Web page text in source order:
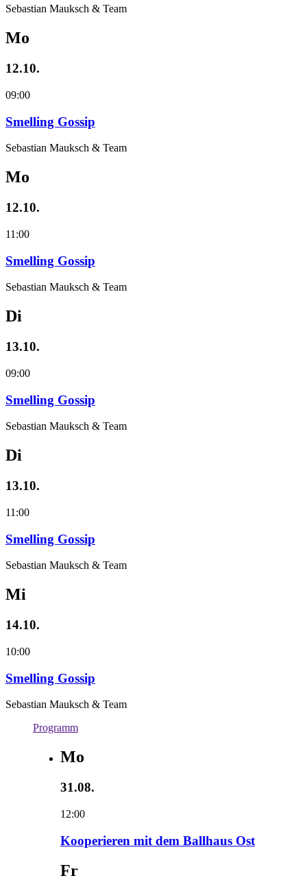
Sebastian Mauksch & Team
Mo
12.10.
09:00
Smelling Gossip
Sebastian Mauksch & Team
Mo
12.10.
11:00
Smelling Gossip
Sebastian Mauksch & Team
Di
13.10.
09:00
Smelling Gossip
Sebastian Mauksch & Team
Di
13.10.
11:00
Smelling Gossip
Sebastian Mauksch & Team
Mi
14.10.
10:00
Smelling Gossip
Sebastian Mauksch & Team
Programm
Mo
31.08.
12:00
Kooperieren mit dem Ballhaus Ost
Fr